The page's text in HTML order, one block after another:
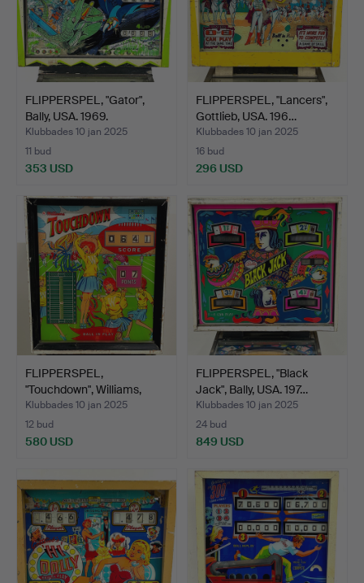
FLIPPERSPEL, "Gator",
Bally, USA. 1969.
Klubbades 10 jan 2025
11 bud
353 USD
FLIPPERSPEL, "Lancers",
Gottlieb, USA. 196…
Klubbades 10 jan 2025
16 bud
296 USD
FLIPPERSPEL,
"Touchdown", Williams,
USA. 1…
Klubbades 10 jan 2025
12 bud
580 USD
FLIPPERSPEL, "Black
Jack", Bally, USA. 197…
Klubbades 10 jan 2025
24 bud
849 USD